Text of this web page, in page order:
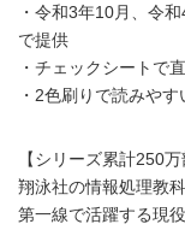
・令和3年10月、令
で提供
・チェックシートで
・2色刷りで読みやす
【シリーズ累計250
翔泳社の情報処理教
第一線で活躍する現